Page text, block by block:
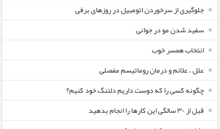
جلوگیری از سرخوردن اتومبیل در روزهای برفی
سفید شدن مو در جوانی
انتخاب همسر خوب
علل ، علائم و درمان روماتیسم مفصلی
چگونه کسی را که دوست داریم دلتنگ خود کنیم؟
قبل از ۳۰ سالگی این کارها را انجام بدهید